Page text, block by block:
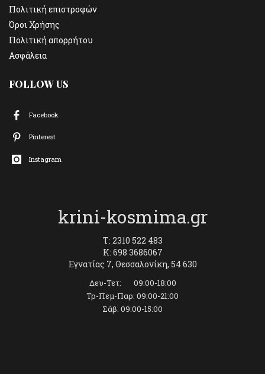
Πολιτική επιστροφών
Όροι Χρήσης
Πολιτική απορρήτου
Ασφάλεια
FOLLOW US
Facebook
Pinterest
Instagram
krini-kosmima.gr
T: 2310 522 483
K: 698 3686067
Εγνατίας 7, Θεσσαλονίκη, 54 630
Δευ-Τετ: 09:00-18:00
Τρ-Πεμ-Παρ: 09:00-21:00
Σάβ: 09:00-15:00